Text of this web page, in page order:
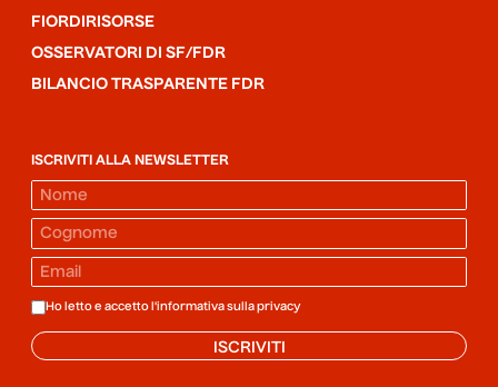
FIORDIRISORSE
OSSERVATORI DI SF/FDR
BILANCIO TRASPARENTE FDR
ISCRIVITI ALLA NEWSLETTER
Ho letto e accetto l'informativa sulla privacy
ISCRIVITI